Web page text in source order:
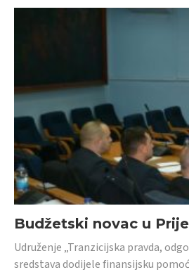
Budžetski novac u
Udruženje „Tranzicijska pravda,
sredstava dodijele finansijsku